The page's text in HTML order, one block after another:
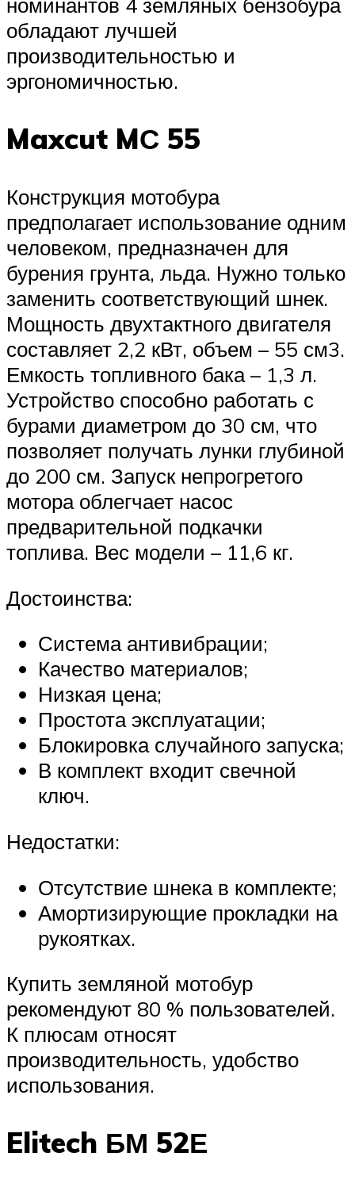
обладают лучшей
производительностью и
эргономичностью.
Maxcut MС 55
Конструкция мотобура
предполагает использование одним
человеком, предназначен для
бурения грунта, льда. Нужно только
заменить соответствующий шнек.
Мощность двухтактного двигателя
составляет 2,2 кВт, объем – 55 см3.
Емкость топливного бака – 1,3 л.
Устройство способно работать с
бурами диаметром до 30 см, что
позволяет получать лунки глубиной
до 200 см. Запуск непрогретого
мотора облегчает насос
предварительной подкачки
топлива. Вес модели – 11,6 кг.
Достоинства:
Система антивибрации;
Качество материалов;
Низкая цена;
Простота эксплуатации;
Блокировка случайного запуска;
В комплект входит свечной
ключ.
Недостатки:
Отсутствие шнека в комплекте;
Амортизирующие прокладки на
рукоятках.
Купить земляной мотобур
рекомендуют 80 % пользователей.
К плюсам относят
производительность, удобство
использования.
Elitech БМ 52Е